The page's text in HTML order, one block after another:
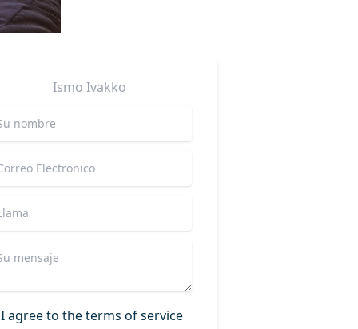
Ismo Ivakko
I agree to the terms of service